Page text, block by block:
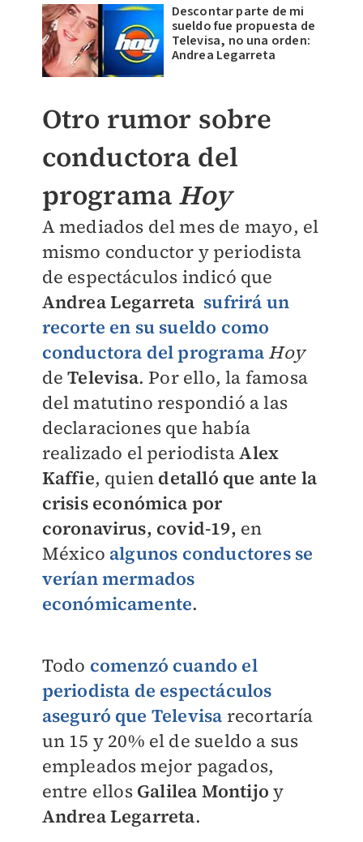
Descontar parte de mi
sueldo fue propuesta de
Televisa, no una orden:
Andrea Legarreta
Otro rumor sobre
conductora del
programa Hoy
A mediados del mes de mayo, el
mismo conductor y periodista
de espectáculos indicó que
Andrea Legarreta sufrirá un
recorte en su sueldo como
conductora del programa Hoy
deTelevisa. Por ello, la famosa
del matutino respondió a las
declaraciones que había
realizado el periodistaAlex
Kaffie, quien detalló que ante la
crisis económica por
coronavirus, covid-19, en
México algunos conductores se
verían mermados
económicamente.
Todo comenzó cuando el
periodista de espectáculos
aseguró que Televisa recortaría
un 15 y 20% el de sueldo a sus
empleados mejor pagados,
entre ellos Galilea Montijo y
Andrea Legarreta.